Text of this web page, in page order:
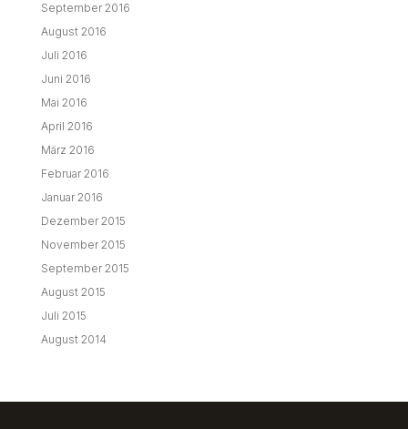
September 2016
August 2016
Juli 2016
Juni 2016
Mai 2016
April 2016
März 2016
Februar 2016
Januar 2016
Dezember 2015
November 2015
September 2015
August 2015
Juli 2015
August 2014